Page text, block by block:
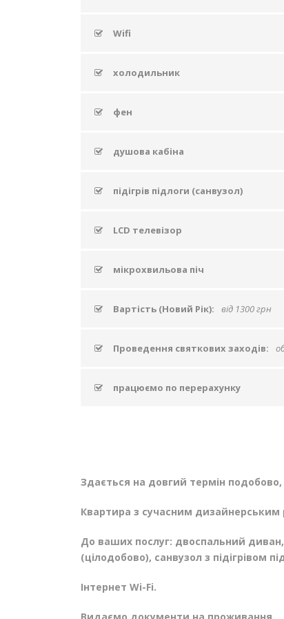
Wifi
холодильник
фен
душова кабіна
підігрів підлоги (санвузол)
LCD телевізор
мікрохвильова піч
Вартість (Новий Рік): від 1300 грн
Проведення святкових заходів:
працюємо по перерахунку
Здається на довгий термін
Квартира з сучасним
До ваших послуг: двоспальний
(цілодобово), санвузол з підігрівом
Інтернет Wi-Fi.
Видаємо документи на проживання.